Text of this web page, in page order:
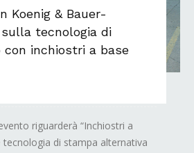
Koenig & Bauer-
tecnologia di
inchiostri a base
riguarderà “Inchiostri a
tecnologia di stampa alternativa